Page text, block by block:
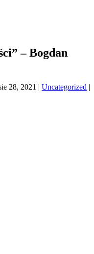
– Bogdan
28, 2021 | Uncategorized |